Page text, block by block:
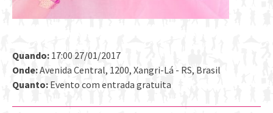
Quando: 17:00 27/01/2017
Onde:Avenida Central, 1200, Xangri-Lá - RS, Brasil
Quanto: Evento com entrada gratuita